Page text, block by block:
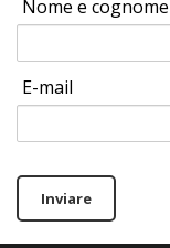
Nome e cognome
E-mail
Inviare